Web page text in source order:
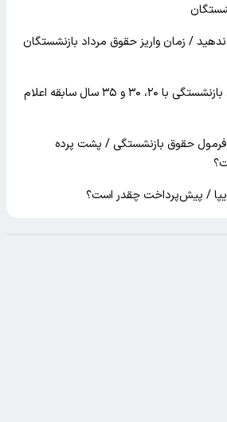
/ زمان واریز حقوق مرداد بازنشستگان
نحوه محاسبه مستمری بازنشستگی با ۲۰، ۳۰ و ۳۵ سال سابقه اعلام
حقوق بازنشستگی / پشت پرده